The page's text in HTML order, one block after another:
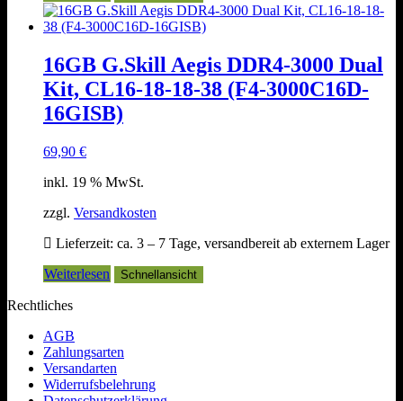
16GB G.Skill Aegis DDR4-3000 Dual
Kit, CL16-18-18-38 (F4-3000C16D-
16GISB)
69,90 €
inkl. 19 % MwSt.
zzgl. Versandkosten
Lieferzeit: ca. 3 – 7 Tage, versandbereit ab externem Lager
Weiterlesen
Schnellansicht
Rechtliches
AGB
Zahlungsarten
Versandarten
Widerrufsbelehrung